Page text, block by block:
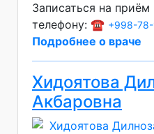
Записаться на
телефону: ☎️ +998-
Подробнее о враче
Хидоятова
Акбаровна